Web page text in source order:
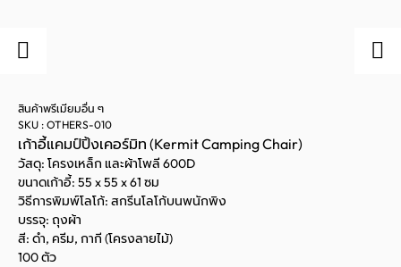
สินค้าพรีเมียมอื่น ๆ
SKU : OTHERS-010
เก้าอี้แคมป์ปิ้งเคอร์มิท (Kermit Camping Chair)
วัสดุ: โครงเหล็ก และผ้าโพลี 600D
ขนาดเก้าอี้: 55 x 55 x 61 ซม
วิธีการพิมพ์โลโก้: สกรีนโลโก้บนพนักพิง
บรรจุ: ถุงผ้า
สี: ดำ, ครีม, กากี (โครงลายไม้)
100 ตัว